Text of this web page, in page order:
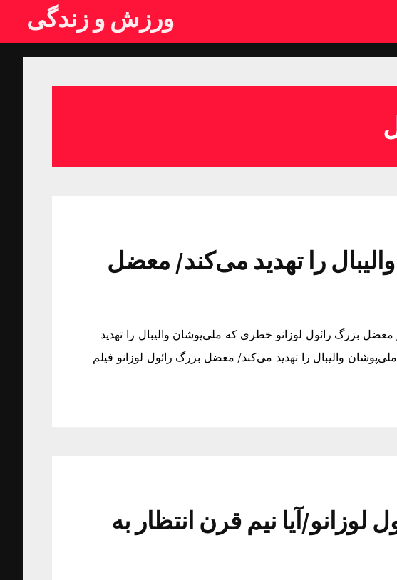
ورزش و زندگی
را تهدید می‌کند/ معضل
بزرگ رائول لوزانو خطری که ملی‌پوشان والیبال را تهدید
والیبال را تهدید می‌کند/ معضل بزرگ رائول لوزانو فیلم
لوزانو/آیا نیم قرن انتظار به